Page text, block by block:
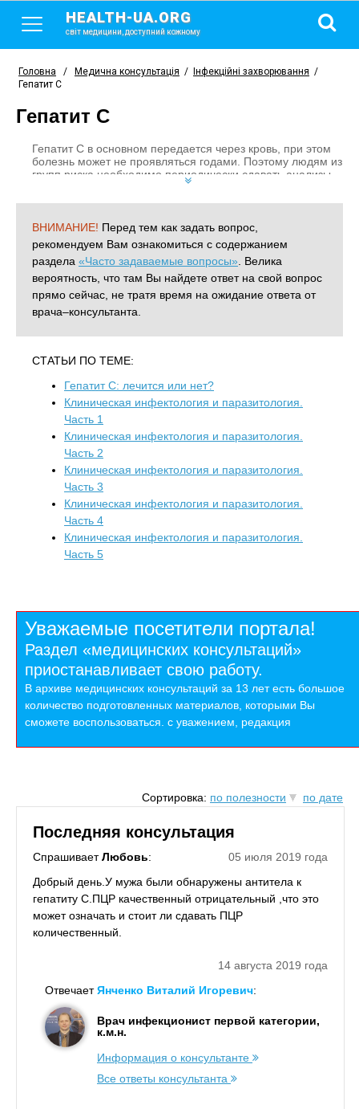
HEALTH-UA.ORG
світ медицини, доступний кожному
Головна / Медична консультація / Інфекційні захворювання /
Гепатит C
Гепатит C
Гепатит С в основном передается через кровь, при этом
болезнь может не проявляться годами. Поэтому людям из
групп риска необходимо периодически сдавать анализы
на гепатит С, так как хроническая форма гепатита может
ВНИМАНИЕ! Перед тем как задать вопрос,
рекомендуем Вам ознакомиться с содержанием
раздела «Часто задаваемые вопросы» . Велика
вероятность, что там Вы найдете ответ на свой вопрос
прямо сейчас, не тратя время на ожидание ответа от
врача–консультанта.
СТАТЬИ ПО ТЕМЕ:
Гепатит С: лечится или нет?
Клиническая инфектология и паразитология.
Часть 1
Клиническая инфектология и паразитология.
Часть 2
Клиническая инфектология и паразитология.
Часть 3
Клиническая инфектология и паразитология.
Часть 4
Клиническая инфектология и паразитология.
Часть 5
Уважаемые посетители портала!
Раздел «медицинских консультаций»
приостанавливает свою работу.
В архиве медицинских консультаций за 13 лет есть большое
количество подготовленных материалов, которыми Вы
сможете воспользоваться. с уважением, редакция
Сортировка: по полезности по дате
Последняя консультация
05 июля 2019 года
СпрашиваетЛюбовь:
Добрый день.У мужа были обнаружены антитела к
гепатиту С.ПЦР качественный отрицательный ,что это
может означать и стоит ли сдавать ПЦР
количественный.
14 августа 2019 года
ОтвечаетЯнченко Виталий Игоревич:
Врач инфекционист первой категории,
к.м.н.
Информация о консультанте
Все ответы консультанта